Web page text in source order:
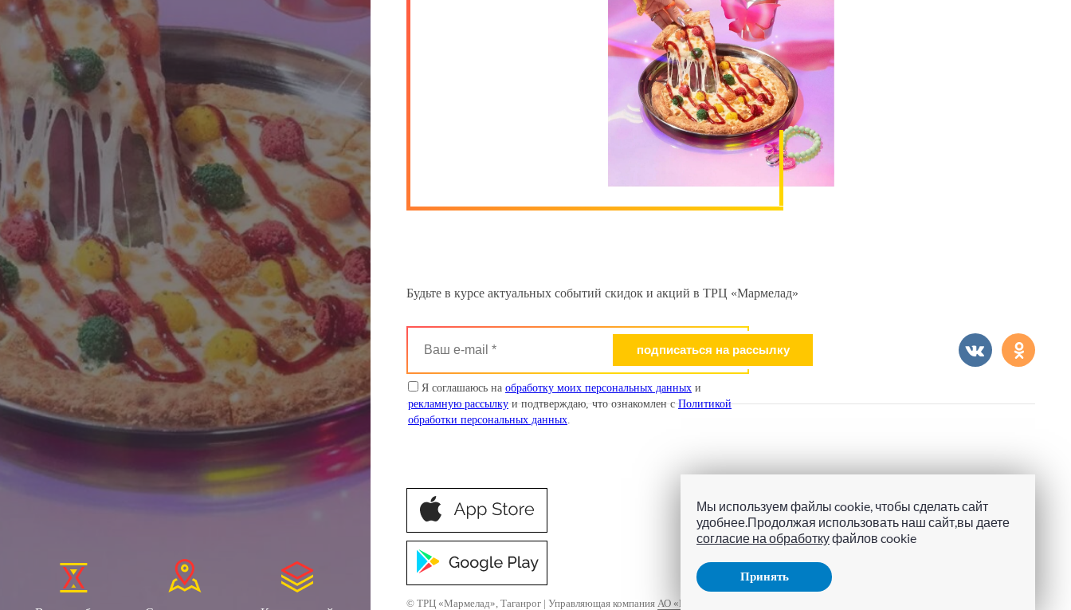
Будьте в курсе актуальных событий скидок и акций в ТРЦ «Мармелад»
*
Я соглашаюсь на обработку моих персональных данных и
рекламную рассылку и подтверждаю, что ознакомлен сПолитикой
обработки персональных данных.
© ТРЦ «Мармелад», Таганрог | Управляющая компания АО «ИНПРОМ ЭСТЕЙТ»
Мы используем файлы cookie, чтобы сделать сайт
удобнее.Продолжая использовать наш сайт,вы даете
согласие на обработкуфайлов cookie
Принять